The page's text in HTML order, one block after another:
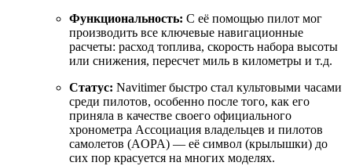
Функциональность: С её помощью пилот мог
производить все ключевые навигационные
расчеты: расход топлива, скорость набора высоты
или снижения, пересчет миль в километры и т.д.
Статус: Navitimer быстро стал культовыми часами
среди пилотов, особенно после того, как его
приняла в качестве своего официального
хронометра Ассоциация владельцев и пилотов
самолетов (AOPA) — её символ (крылышки) до
сих пор красуется на многих моделях.